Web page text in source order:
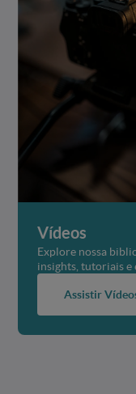
Vídeos
Explore nossa
insights, tutoriais e
Assistir